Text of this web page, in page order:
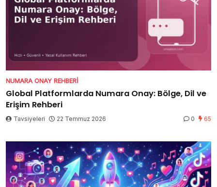
NUMARA ONAY REHBERI
Global Platformlarda Numara Onay: Bölge, Dil ve
Erişim Rehberi
Tavsiyeleri 22 Temmuz 2026 0 65